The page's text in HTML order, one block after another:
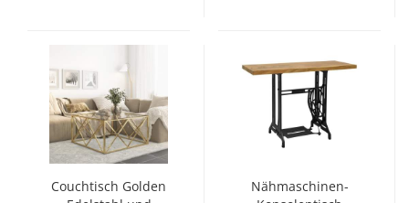
Couchtisch Golden
Nähmaschinen-